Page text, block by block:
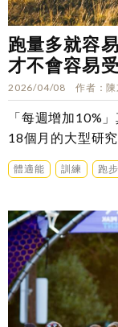
跑量多就容
才不會容易
2026/04/08 作者
「每週增加10%
18個月的大型研
體適能 訓練 跑步